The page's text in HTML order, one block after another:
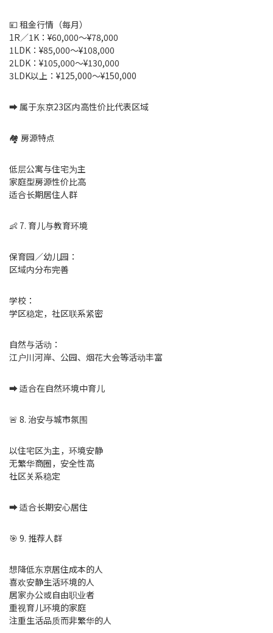
💴 租金行情（每月）
1R／1K：¥60,000～¥78,000
1LDK：¥85,000～¥108,000
2LDK：¥105,000～¥130,000
3LDK以上：¥125,000～¥150,000
➡️ 属于东京23区内高性价比代表区域
🏘 房源特点
低层公寓与住宅为主
家庭型房源性价比高
适合长期居住人群
👶 7. 育儿与教育环境
保育园／幼儿园：
区域内分布完善
学校：
学区稳定，社区联系紧密
自然与活动：
江户川河岸、公园、烟花大会等活动丰富
➡️ 适合在自然环境中育儿
🚨 8. 治安与城市氛围
以住宅区为主，环境安静
无繁华商圈，安全性高
社区关系稳定
➡️ 适合长期安心居住
🎯 9. 推荐人群
想降低东京居住成本的人
喜欢安静生活环境的人
居家办公或自由职业者
重视育儿环境的家庭
注重生活品质而非繁华的人